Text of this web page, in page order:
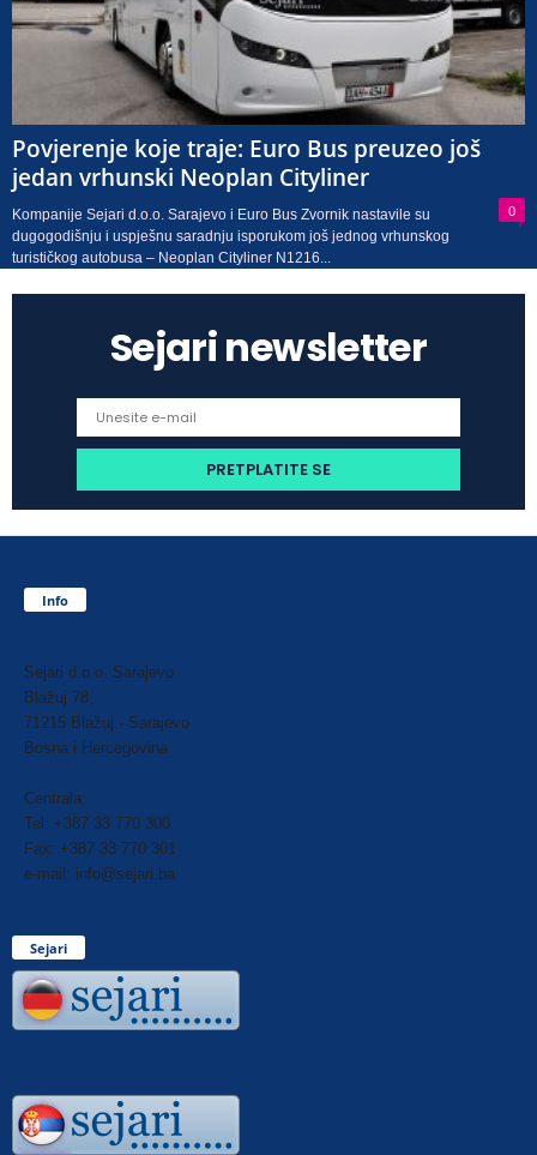
Povjerenje koje traje: Euro Bus preuzeo još
jedan vrhunski Neoplan Cityliner
0
Kompanije Sejari d.o.o. Sarajevo i Euro Bus Zvornik nastavile su
dugogodišnju i uspješnu saradnju isporukom još jednog vrhunskog
turističkog autobusa – Neoplan Cityliner N1216...
Sejari newsletter
Info
Sejari d.o.o. Sarajevo
Blažuj 78,
71215 Blažuj - Sarajevo
Bosna i Hercegovina
Centrala:
Tel: +387 33 770 300
Fax: +387 33 770 301
e-mail: info@sejari.ba
Sejari